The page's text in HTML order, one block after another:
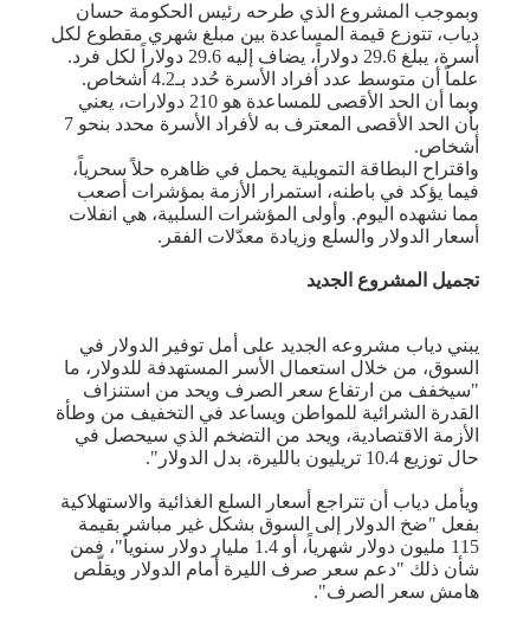
وبموجب المشروع الذي طرحه رئيس الحكومة حسان
دياب، تتوزع قيمة المساعدة بين مبلغ شهري مقطوع لكل
أسرة، يبلغ 29.6 دولاراً، يضاف إليه 29.6 دولاراً لكل فرد.
علماً أن متوسط عدد أفراد الأسرة حُدد بـ4.2 أشخاص.
وبما أن الحد الأقصى للمساعدة هو 210 دولارات، يعني
بأن الحد الأقصى المعترف به لأفراد الأسرة محدد بنحو 7
أشخاص.
واقتراح البطاقة التمويلية يحمل في ظاهره حلاً سحرياً،
فيما يؤكد في باطنه، استمرار الأزمة بمؤشرات أصعب
مما نشهده اليوم. وأولى المؤشرات السلبية، هي انفلات
أسعار الدولار والسلع وزيادة معدّلات الفقر.
تجميل المشروع الجديد
يبني دياب مشروعه الجديد على أمل توفير الدولار في
السوق، من خلال استعمال الأسر المستهدفة للدولار، ما
"سيخفف من ارتفاع سعر الصرف ويحد من استنزاف
القدرة الشرائية للمواطن ويساعد في التخفيف من وطأة
الأزمة الاقتصادية، ويحد من التضخم الذي سيحصل في
حال توزيع 10.4 تريليون بالليرة، بدل الدولار".
ويأمل دياب أن تتراجع أسعار السلع الغذائية والاستهلاكية
بفعل "ضخ الدولار إلى السوق بشكل غير مباشر بقيمة
115 مليون دولار شهرياً، أو 1.4 مليار دولار سنوياً"، فمن
شأن ذلك "دعم سعر صرف الليرة أمام الدولار ويقلّص
هامش سعر الصرف".